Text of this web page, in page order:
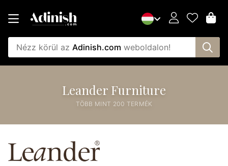
Nézz körül az Adinish.com weboldalon!
Leander Furniture
TÖBB MINT 200 TERMÉK